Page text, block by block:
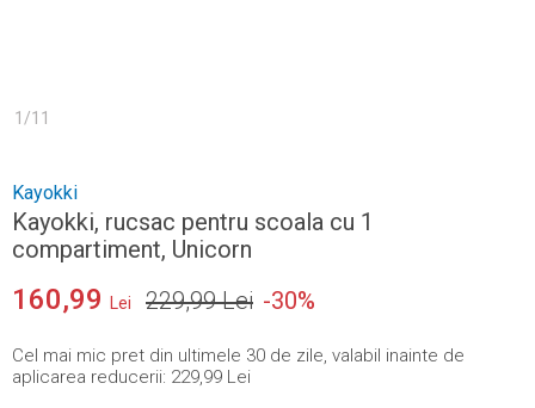
1 /11
Kayokki
Kayokki, rucsac pentru scoala cu 1
compartiment, Unicorn
160,99 Lei 229,99 Lei -30%
Cel mai mic pret din ultimele 30 de zile, valabil inainte de
aplicarea reducerii: 229,99 Lei